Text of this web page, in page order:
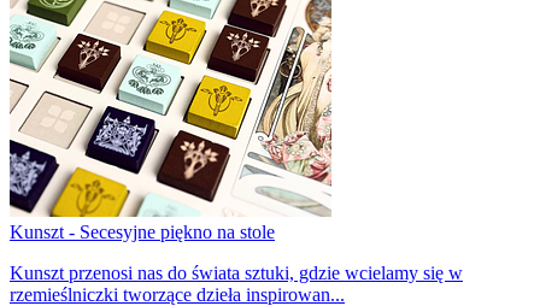
Kunszt - Secesyjne piękno na stole
Kunszt przenosi nas do świata sztuki, gdzie wcielamy się w
rzemieślniczki tworzące dzieła inspirowan...